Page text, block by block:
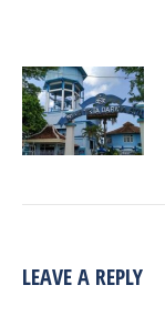
LEAVE A REPLY